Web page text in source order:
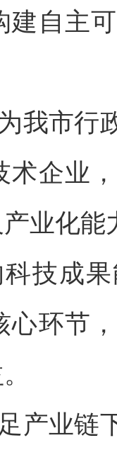
建自主
我市行
术企业
业化能
技成
心环节
产业链